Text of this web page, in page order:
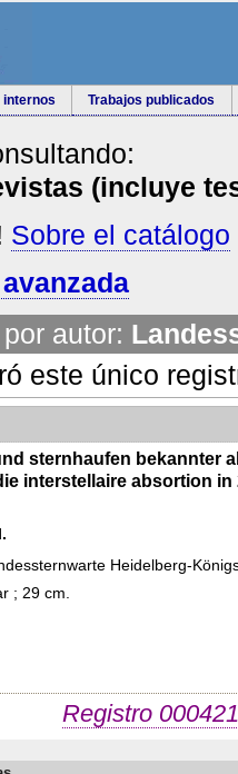
internos Trabajos publicados
(incluye
Sobre el catálogo
autor:
este único
sternhaufen bekannter
interstellaire absortion in
Heidelberg-
; 29 cm.
Registro 000421